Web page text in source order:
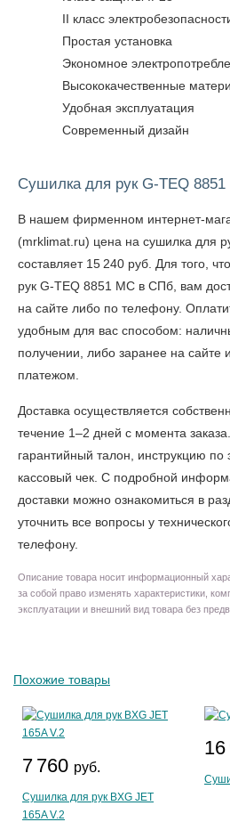
II класс
Простая установка
Экономное
Высококачественные
Удобная эксплуатация
Современный дизайн
Сушилка для рук G-TEQ
В нашем фирменном интернет-
(mrklimat.ru) цена на сушилка для
составляет 15 240 руб. Для того,
рук G-TEQ 8851 MC в СПб , вам
на сайте либо по телефону.
удобным для вас способом:
получении, либо заранее на сайте
платежом.
Доставка осуществляется
течение 1–2 дней с момента
гарантийный талон, инструкцию по
кассовый чек. С подробной
доставки можно ознакомиться в
уточнить все вопросы у
телефону.
Описание товара носит информационный
за собой право изменять характеристики,
эксплуатации и внешний вид товара без
Похожие товары
7 760 руб.
Сушилка для рук BXG JET
165A V.2
16